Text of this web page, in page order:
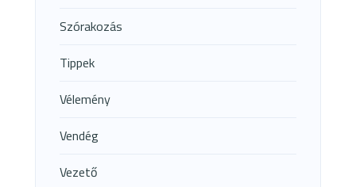
Szórakozás
Tippek
Vélemény
Vendég
Vezető